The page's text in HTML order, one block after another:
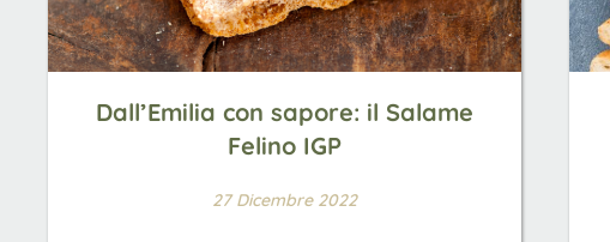
Dall’Emilia con sapore: il Salame
Felino IGP
27 Dicembre 2022